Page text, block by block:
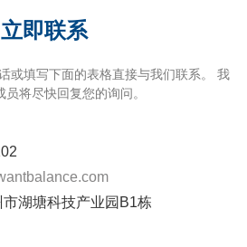
立即联系
或填写下面的表格直接与我们联系。 我
员将尽快回复您的询问。
湖塘科技产业园B1栋